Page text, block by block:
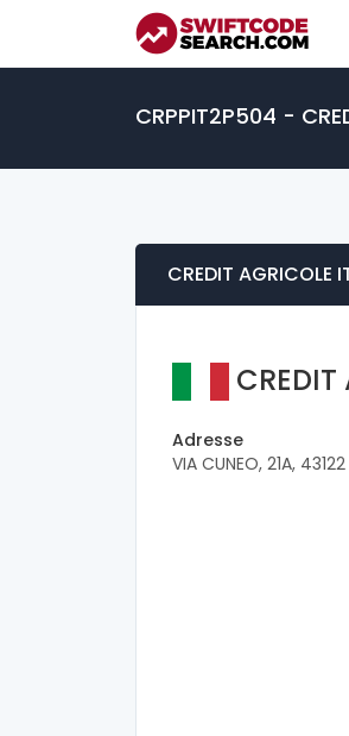
CRPPIT2P504 -
CREDIT
CREDIT
Adresse
VIA CUNEO, 21A,